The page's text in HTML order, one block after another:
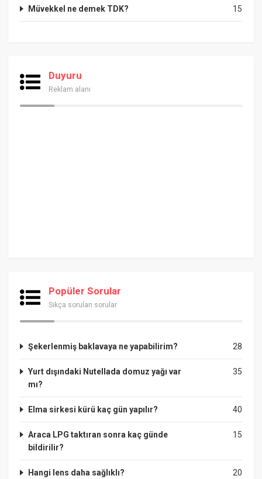
15
Müvekkel ne demek TDK?
Duyuru
Reklam alanı
Popüler Sorular
Sıkça sorulan sorular
28
Şekerlenmiş baklavaya ne yapabilirim?
35
Yurt dışındaki Nutellada domuz yağı var
mı?
40
Elma sirkesi kürü kaç gün yapılır?
15
Araca LPG taktıran sonra kaç günde
bildirilir?
20
Hangi lens daha sağlıklı?